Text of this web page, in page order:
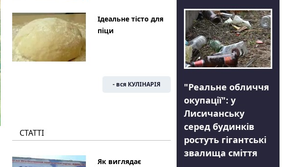
Ідеальне тісто для
піци
- вся КУЛІНАРІЯ
СТАТТІ
Як виглядає
"Реальне обличчя
окупації": у
Лисичанську
серед будинків
ростуть гігантські
звалища сміття